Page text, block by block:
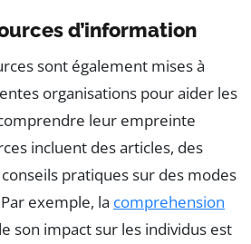
d’information
sont également mises à
organisations pour aider les
leur empreinte
incluent des articles, des
pratiques sur des modes
exemple, la comprehension
son impact sur les individus est